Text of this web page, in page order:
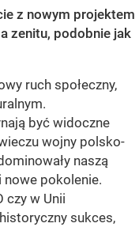
z nowym projektem
zenitu, podobnie jak
ruch społeczny,
być widoczne
wojny polsko-
naszą
nowe pokolenie.
czy w Unii
sukces,